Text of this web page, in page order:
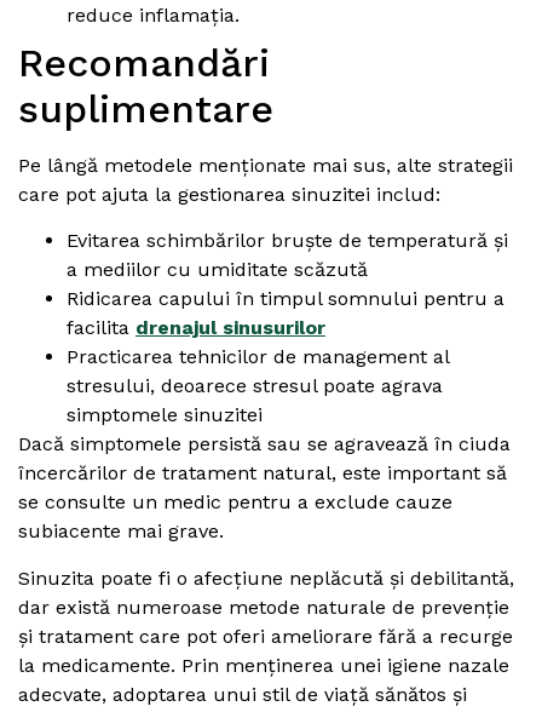
reduce inflamația.
Recomandări
suplimentare
Pe lângă metodele menționate mai sus, alte strategii
care pot ajuta la gestionarea sinuzitei includ:
Evitarea schimbărilor bruște de temperatură și
a mediilor cu umiditate scăzută
Ridicarea capului în timpul somnului pentru a
facilita drenajul sinusurilor
Practicarea tehnicilor de management al
stresului, deoarece stresul poate agrava
simptomele sinuzitei
Dacă simptomele persistă sau se agravează în ciuda
încercărilor de tratament natural, este important să
se consulte un medic pentru a exclude cauze
subiacente mai grave.
Sinuzita poate fi o afecțiune neplăcută și debilitantă,
dar există numeroase metode naturale de prevenție
și tratament care pot oferi ameliorare fără a recurge
la medicamente. Prin menținerea unei igiene nazale
adecvate, adoptarea unui stil de viață sănătos și